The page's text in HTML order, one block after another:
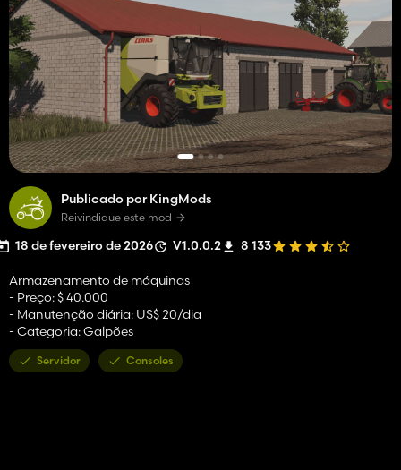
Publicado por KingMods
Reivindique este mod
18 de fevereiro de 2026 V1.0.0.2 8 133
Armazenamento de máquinas
- Preço: $ 40.000
- Manutenção diária: US$ 20/dia
- Categoria: Galpões
Servidor Consoles